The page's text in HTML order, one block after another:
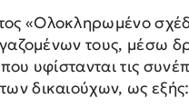
«Ολοκληρωμένο
τους, μέσω
υφίστανται τις
δικαιούχων, ως εξής: